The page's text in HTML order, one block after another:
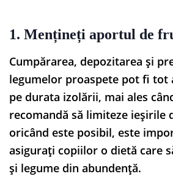
1. Mențineți aportul de
Cumpărarea, depozitarea și
legumelor proaspete pot fi tot
pe durata izolării, mai ales
recomandă să limiteze ieșirile
oricând este posibil, este
asigurați copiilor o dietă care
și legume din abundență.